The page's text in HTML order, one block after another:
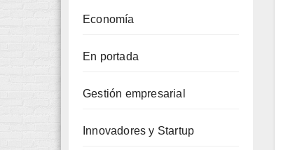
Economía
En portada
Gestión empresarial
Innovadores y Startup